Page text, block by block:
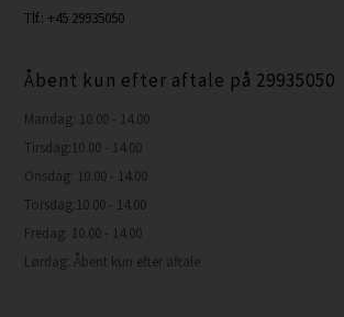
Tlf.: +45 29935050
Åbent kun efter aftale på 29935050
Mandag: 10.00 - 14.00
Tirsdag:10.00 - 14.00
Onsdag: 10.00 - 14.00
Torsdag:10.00 - 14.00
Fredag: 10.00 - 14.00
Lørdag: Åbent kun efter aftale